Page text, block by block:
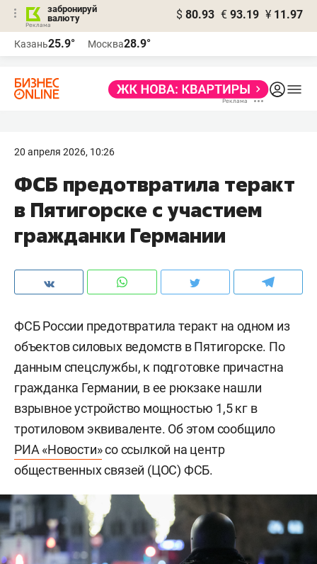
забронируй
валюту
$ 80.93 € 93.19 ¥ 11.97
Казань25.9° Москва28.9°
20 апреля 2026, 10:26
ФСБ предотвратила теракт
в Пятигорске с участием
гражданки Германии
ФСБ России предотвратила теракт на одном из
объектов силовых ведомств в Пятигорске. По
данным спецслужбы, к подготовке причастна
гражданка Германии, в ее рюкзаке нашли
взрывное устройство мощностью 1,5 кг в
тротиловом эквиваленте. Об этом сообщило
РИА «Новости»со ссылкой на центр
общественных связей (ЦОС) ФСБ.